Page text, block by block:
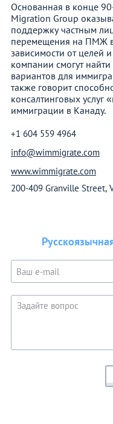
Основанная в конце
Migration Group
поддержку частным
перемещения на ПМЖ в
зависимости от целей
компании смогут
вариантов для
также говорит
консалтинговых услуг
иммиграции в Канаду.
+1 604 559 4964
info@wimmigrate.com
www.wimmigrate.com
200-409 Granville Street,